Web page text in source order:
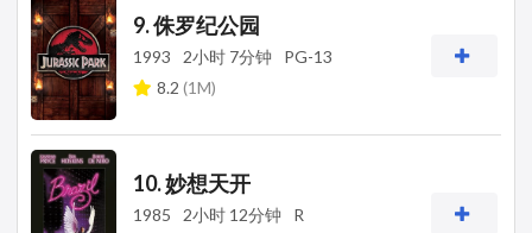
9. 侏罗纪公园
1993 2小时 7分钟
PG-13
8.2 (1M)
10. 妙想天开
1985 2小时 12分钟
R